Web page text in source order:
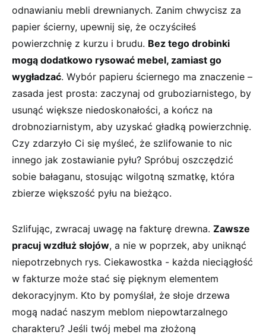
odnawianiu ‍mebli drewnianych. Zanim chwycisz za‌
papier ścierny, upewnij⁤ się, że oczyściłeś
powierzchnię z kurzu ​i brudu. Bez tego drobinki
mogą dodatkowo rysować mebel, zamiast go
wygładzać. Wybór papieru ściernego ma znaczenie⁢ –
zasada jest prosta: zaczynaj od gruboziarnistego, by
⁢usunąć większe niedoskonałości, a‍ kończ na
drobnoziarnistym, aby uzyskać gładką powierzchnię.
Czy zdarzyło Ci się myśleć,⁤ że szlifowanie to nic‌
innego jak zostawianie pyłu? Spróbuj​ oszczędzić
sobie bałaganu, stosując wilgotną szmatkę, która
zbierze⁢ większość pyłu na bieżąco.
Szlifując, zwracaj uwagę na fakturę drewna. Zawsze
pracuj wzdłuż słojów, a nie w poprzek, ⁣aby uniknąć
niepotrzebnych rys. Ciekawostka -​ każda nieciągłość
w fakturze może stać się pięknym elementem
dekoracyjnym. Kto by pomyślał, że słoje drzewa
mogą nadać naszym meblom niepowtarzalnego
charakteru? ⁢Jeśli twój mebel ma złożoną